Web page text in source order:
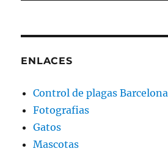
ENLACES
Control de plagas Barcelona
Fotografias
Gatos
Mascotas